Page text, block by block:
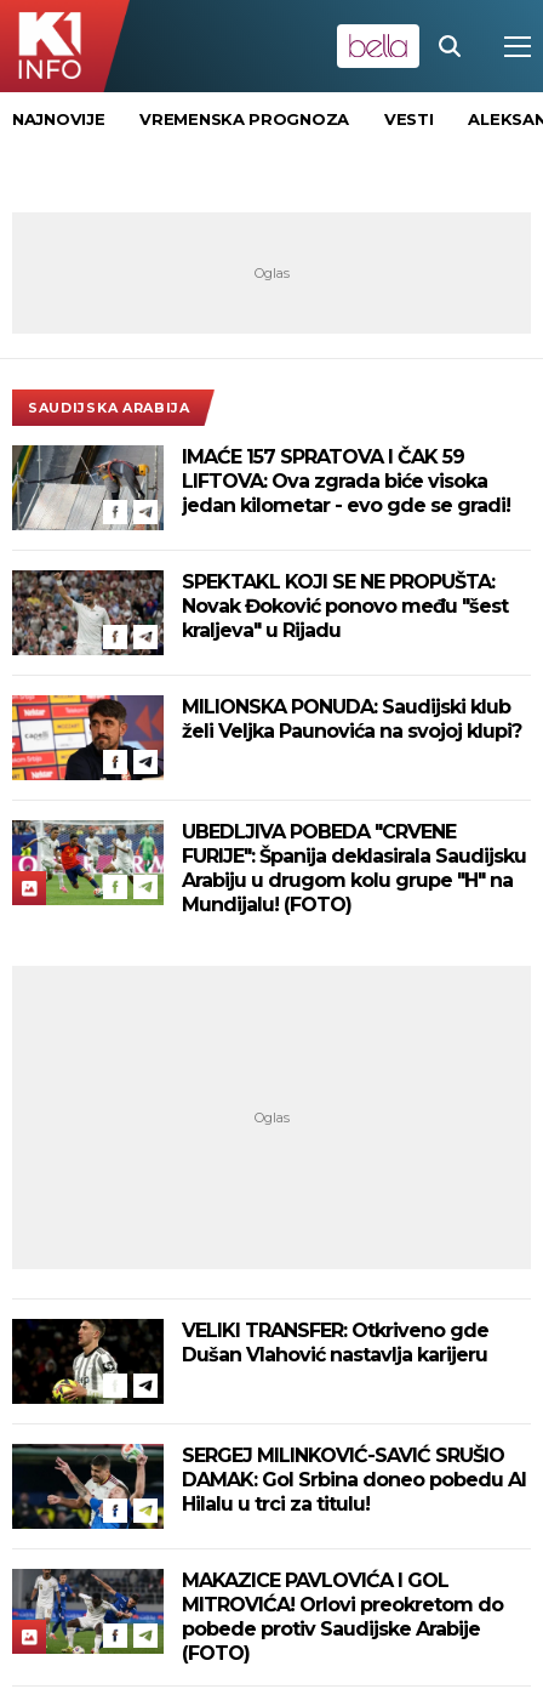
NAJNOVIJE VREMENSKA PROGNOZA VESTI
SAUDIJSKA ARABIJA
IMAĆE 157 SPRATOVA I ČAK 59
LIFTOVA: Ova zgrada biće visoka
jedan kilometar - evo gde se gradi!
SPEKTAKL KOJI SE NE PROPUŠTA:
Novak Đoković ponovo među "šest
kraljeva" u Rijadu
MILIONSKA PONUDA: Saudijski klub
želi Veljka Paunovića na svojoj klupi?
UBEDLJIVA POBEDA "CRVENE
FURIJE": Španija deklasirala Saudijsku
Arabiju u drugom kolu grupe "H" na
Mundijalu! (FOTO)
VELIKI TRANSFER: Otkriveno gde
Dušan Vlahović nastavlja karijeru
SERGEJ MILINKOVIĆ-SAVIĆ SRUŠIO
DAMAK: Gol Srbina doneo pobedu Al
Hilalu u trci za titulu!
MAKAZICE PAVLOVIĆA I GOL
MITROVIĆA! Orlovi preokretom do
pobede protiv Saudijske Arabije
(FOTO)